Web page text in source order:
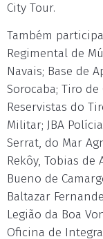
City Tour.
Também
Regimental de
Navais; Base de
Sorocaba; Tiro de
Reservistas do
Militar; JBA
Serrat, do Mar
Rekôy, Tobias de
Bueno de
Baltazar
Legião da Boa
Oficina de